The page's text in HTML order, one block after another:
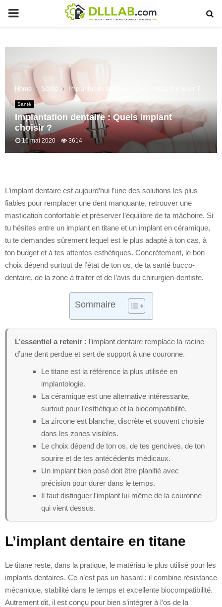
PRIMARY
Home Santé Implantation dentaire : Quels implant choisir ?
Santé
Implantation dentaire : Quels implant
choisir ?
16 mai 2020 3614
L’implant dentaire est aujourd’hui l’une des solutions les plus
fiables pour remplacer une dent manquante, retrouver une
mastication confortable et préserver l’équilibre de ta mâchoire. Si
tu hésites entre un implant en titane et un implant en céramique,
tu te demandes sûrement lequel est le plus adapté à ton cas, à
ton budget et à tes attentes esthétiques. Concrètement, le bon
choix dépend surtout de l’état de ton os, de ta santé bucco-
dentaire, de la zone à traiter et de l’avis du chirurgien-dentiste.
Sommaire
L’essentiel a retenir : l’implant dentaire remplace la racine
d’une dent perdue et sert de support à une couronne.
Le titane est la référence la plus utilisée en
implantologie.
La céramique est une alternative intéressante,
surtout pour l’esthétique et la biocompatibilité.
La zircone est blanche, discrète et souvent choisie
dans les zones visibles.
Le choix dépend de ton os, de tes gencives, de ton
sourire et de tes antécédents médicaux.
Un implant bien posé doit être planifié avec
précision pour durer dans le temps.
Il faut distinguer l’implant lui-même de la couronne
qui vient dessus.
L’implant dentaire en titane
Le titane reste, dans la pratique, le matériau le plus utilisé pour les
implants dentaires. Ce n’est pas un hasard : il combine résistance
mécanique, stabilité dans le temps et excellente biocompatibilité.
Autrement dit, il est conçu pour bien s’intégrer à l’os de la